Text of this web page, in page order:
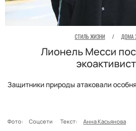
СТИЛЬ ЖИЗНИ / ДОМА
Лионель Месси
Защитники природы атаковали
Фото: Соцсети Текст: Анна Касьянова